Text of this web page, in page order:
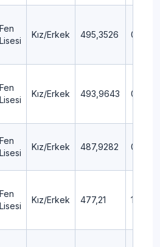
Fen
Lisesi
Kız/Erkek 495,3526 0,09
Fen
Lisesi
Kız/Erkek 493,9643 0,14
Fen
Lisesi
Kız/Erkek 487,9282 0,4
Fen
Lisesi
Kız/Erkek 477,21 1,05